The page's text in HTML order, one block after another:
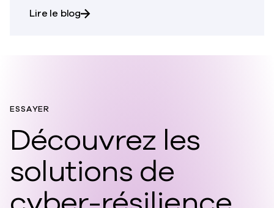
Lire le blogsur Fortifier les données sensibles
ESSAYER
Découvrez les
solutions de